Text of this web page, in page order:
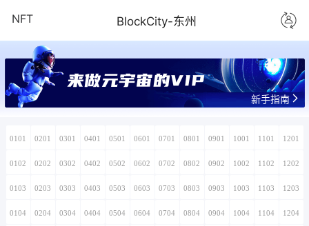
NFT BlockCity-东州
来做元宇宙的VIP
新手指南
0101 0201 0301 0401 0501 0601 0701 0801 0901 1001 1101 1201
0102 0202 0302 0402 0502 0602 0702 0802 0902 1002 1102 1202
0103 0203 0303 0403 0503 0603 0703 0803 0903 1003 1103 1203
0104 0204 0304 0404 0504 0604 0704 0804 0904 1004 1104 1204